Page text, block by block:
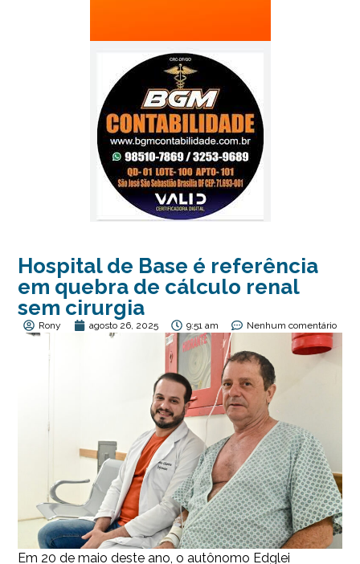
Hospital de Base é referência
em quebra de cálculo renal
sem cirurgia
Rony agosto 26, 2025 9:51 am Nenhum comentário
Em 20 de maio deste ano, o autônomo Edglei